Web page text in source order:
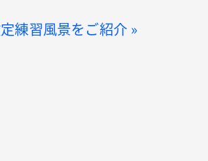
練習風景をご紹介 »